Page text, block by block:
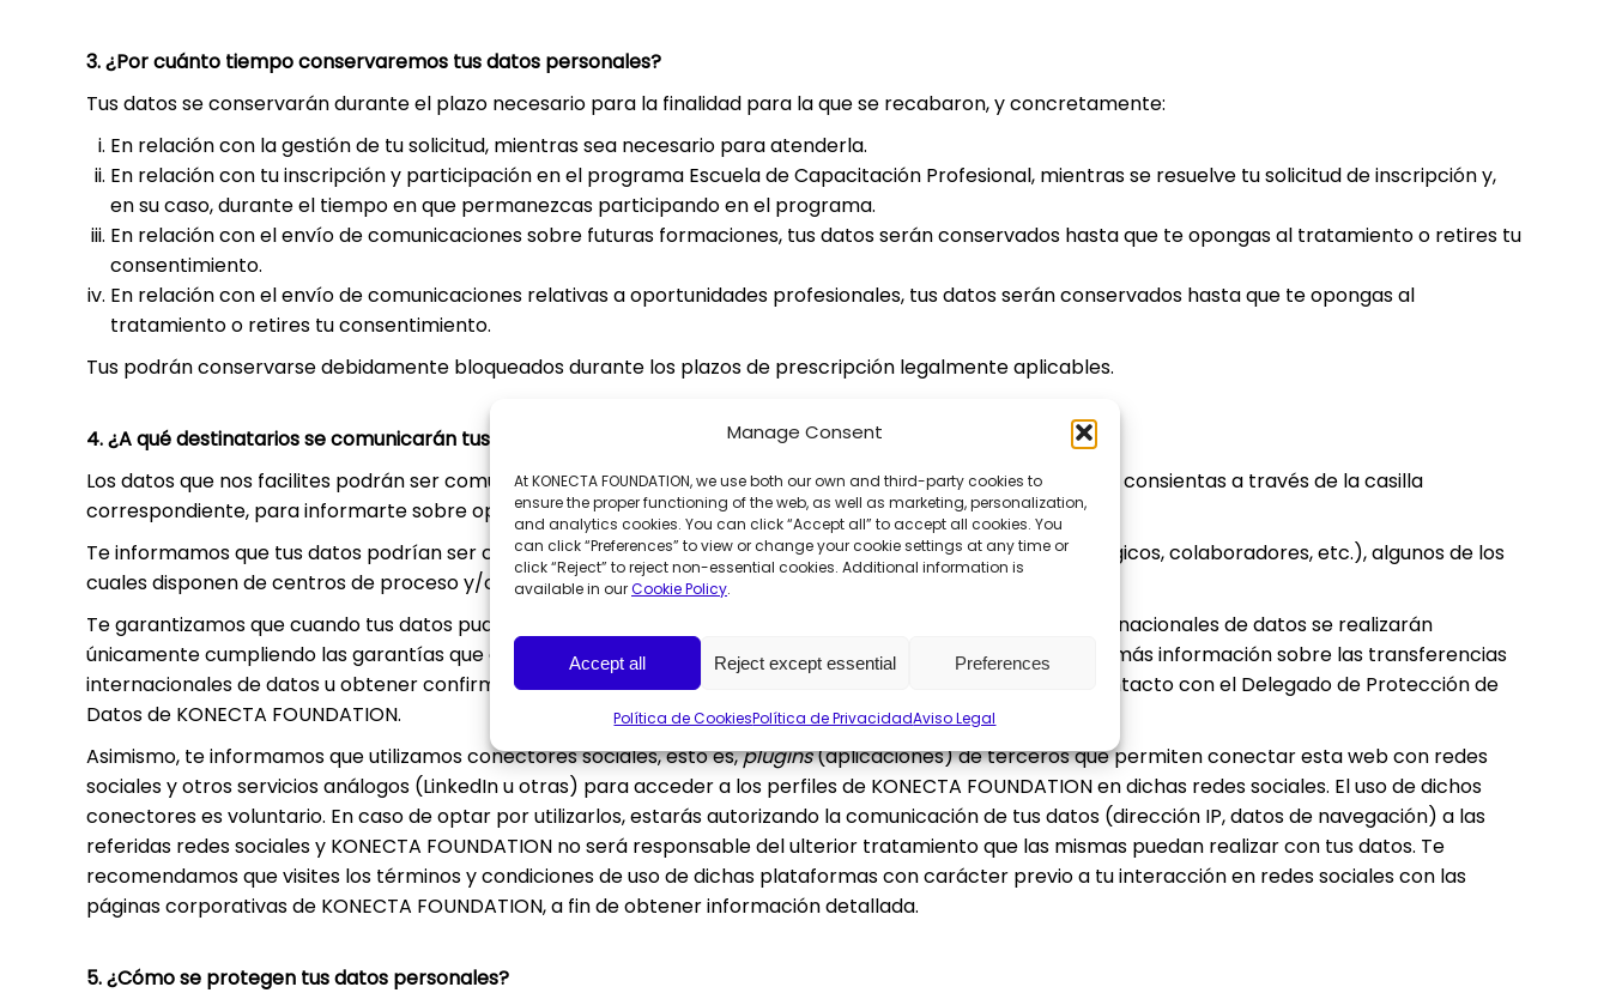
Manage Consent
At KONECTA FOUNDATION, we use both our own and third-party cookies to
ensure the proper functioning of the web, as well as marketing, personalization,
and analytics cookies. You can click “Accept all” to accept all cookies. You
can click “Preferences” to view or change your cookie settings at any time or
click “Reject” to reject non-essential cookies. Additional information is
available in ourCookie Policy.
Accept all Reject except essential Preferences
Política de CookiesPolítica de PrivacidadAviso Legal
3. ¿Por cuánto tiempo conservaremos tus datos personales?
Tus datos se conservarán durante el plazo necesario para la finalidad para la que se recabaron, y concretamente:
En relación con la gestión de tu solicitud, mientras sea necesario para atenderla.
En relación con tu inscripción y participación en el programa Escuela de Capacitación Profesional, mientras se resuelve tu solicitud de inscripción y,
en su caso, durante el tiempo en que permanezcas participando en el programa.
En relación con el envío de comunicaciones sobre futuras formaciones, tus datos serán conservados hasta que te opongas al tratamiento o retires tu
consentimiento.
En relación con el envío de comunicaciones relativas a oportunidades profesionales, tus datos serán conservados hasta que te opongas al
tratamiento o retires tu consentimiento.
Tus podrán conservarse debidamente bloqueados durante los plazos de prescripción legalmente aplicables.
4. ¿A qué destinatarios se comunicarán tus datos personales?
Los datos que nos facilites podrán ser comunicados a las empresas del Grupo KONECTA, en caso de que así lo consientas a través de la casilla
correspondiente, para informarte sobre oportunidades profesionales.
Te informamos que tus datos podrían ser comunicados a encargados del tratamiento (proveedores tecnológicos, colaboradores, etc.), algunos de los
cuales disponen de centros de proceso y/o soporte ubicados fuera del Espacio Económico Europeo.
Te garantizamos que cuando tus datos pudieran salir del Espacio Económico Europeo, las transferencias internacionales de datos se realizarán
únicamente cumpliendo las garantías que exige el Reglamento General de Protección de Datos. Para recibir más información sobre las transferencias
internacionales de datos u obtener confirmación o copia de las garantías empleadas, puedes ponerte en contacto con el Delegado de Protección de
Datos de KONECTA FOUNDATION.
Asimismo, te informamos que utilizamos conectores sociales, esto es,plugins(aplicaciones) de terceros que permiten conectar esta web con redes
sociales y otros servicios análogos (LinkedIn u otras) para acceder a los perfiles de KONECTA FOUNDATION en dichas redes sociales. El uso de dichos
conectores es voluntario. En caso de optar por utilizarlos, estarás autorizando la comunicación de tus datos (dirección IP, datos de navegación) a las
referidas redes sociales y KONECTA FOUNDATION no será responsable del ulterior tratamiento que las mismas puedan realizar con tus datos. Te
recomendamos que visites los términos y condiciones de uso de dichas plataformas con carácter previo a tu interacción en redes sociales con las
páginas corporativas de KONECTA FOUNDATION, a fin de obtener información detallada.
5. ¿Cómo se protegen tus datos personales?